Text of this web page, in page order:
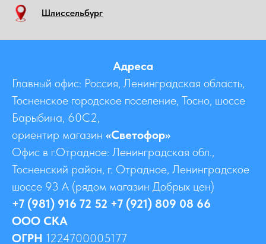
Шлиссельбург
Адреса
Главный офис: Россия, Ленинградская область,
Тосненское городское поселение, Тосно, шоссе
Барыбина, 60C2,
ориентир магазин «Светофор»
Офис в г.Отрадное: Ленинградская обл.,
Тосненский район, г. Отрадное, Ленинградское
шоссе 93 А (рядом магазин Добрых цен)
+7 (981) 916 72 52 +7 (921) 809 08 66
ООО СКА
ОГРН 1224700005177